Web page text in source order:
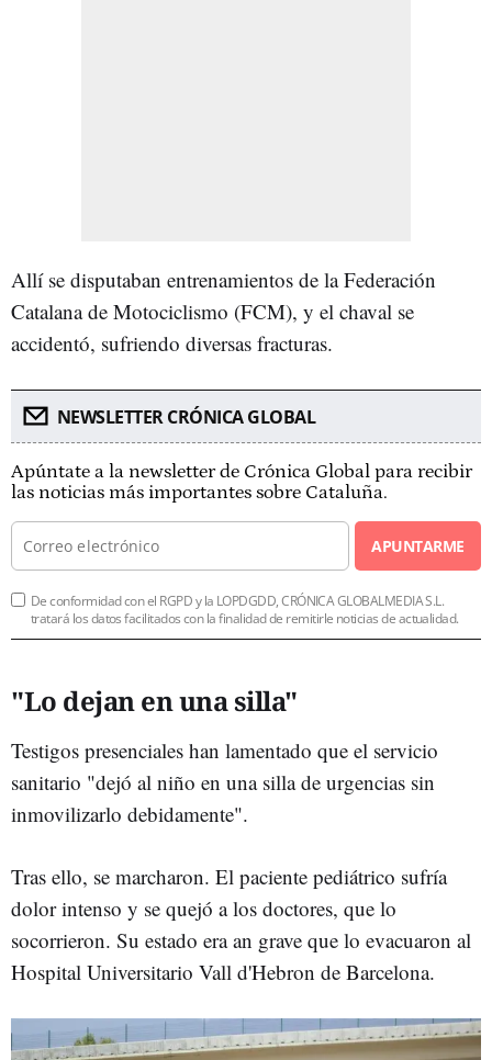
Allí se disputaban entrenamientos de la Federación
Catalana de Motociclismo (FCM), y el chaval se
accidentó, sufriendo diversas fracturas.
NEWSLETTER CRÓNICA GLOBAL
Apúntate a la newsletter de Crónica Global para recibir
las noticias más importantes sobre Cataluña.
APUNTARME
De conformidad con el RGPD y la LOPDGDD, CRÓNICA GLOBALMEDIA S.L.
tratará los datos facilitados con la finalidad de remitirle noticias de actualidad.
"Lo dejan en una silla"
Testigos presenciales han lamentado que el servicio
sanitario "dejó al niño en una silla de urgencias sin
inmovilizarlo debidamente".
Tras ello, se marcharon. El paciente pediátrico sufría
dolor intenso y se quejó a los doctores, que lo
socorrieron. Su estado era an grave que lo evacuaron al
Hospital Universitario Vall d'Hebron de Barcelona.